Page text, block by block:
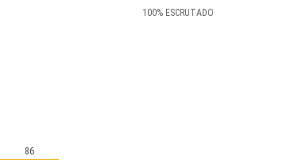
100% ESCRUTADO
86